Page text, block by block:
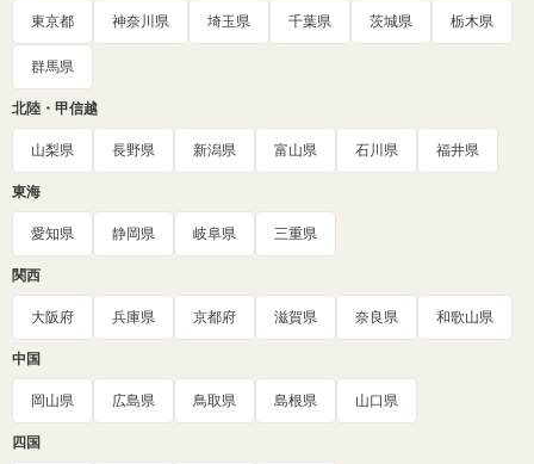
東京都 神奈川県 埼玉県 千葉県 茨城県 栃木県
群馬県
北陸・甲信越
山梨県 長野県 新潟県 富山県 石川県 福井県
東海
愛知県 静岡県 岐阜県 三重県
関西
大阪府 兵庫県 京都府 滋賀県 奈良県 和歌山県
中国
岡山県 広島県 鳥取県 島根県 山口県
四国